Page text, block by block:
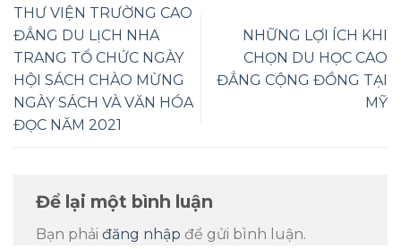
THƯ VIỆN TRƯỜNG CAO
ĐẲNG DU LỊCH NHA
TRANG TỔ CHỨC NGÀY
HỘI SÁCH CHÀO MỪNG
NGÀY SÁCH VÀ VĂN HÓA
ĐỌC NĂM 2021
NHỮNG LỢI ÍCH KHI
CHỌN DU HỌC CAO
ĐẲNG CỘNG ĐỒNG TẠI
MỸ
Để lại một bình luận
Bạn phải đăng nhập để gửi bình luận.